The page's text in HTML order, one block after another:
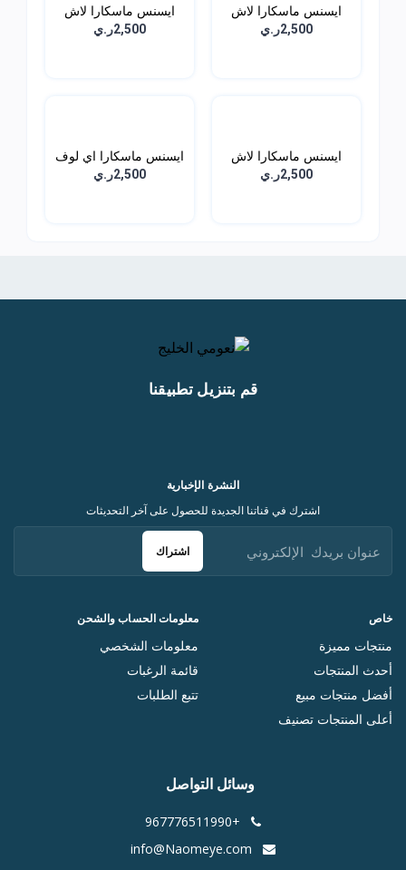
ايسنس ماسكارا لاش
برنسس...
2,500ر.ي
ايسنس ماسكارا لاش
برنسس...
2,500ر.ي
ايسنس ماسكارا لاش
برينس...
2,500ر.ي
ايسنس ماسكارا اي لوف
اك...
2,500ر.ي
قم بتنزيل تطبيقنا
خاص
منتجات مميزة
أحدث المنتجات
أفضل منتجات مبيع
أعلى المنتجات تصنيف
معلومات الحساب والشحن
معلومات الشخصي
قائمة الرغبات
تتبع الطلبات
النشرة الإخبارية
اشترك في قناتنا الجديدة للحصول على آخر التحديثات
اشتراك
وسائل التواصل
+967776511990